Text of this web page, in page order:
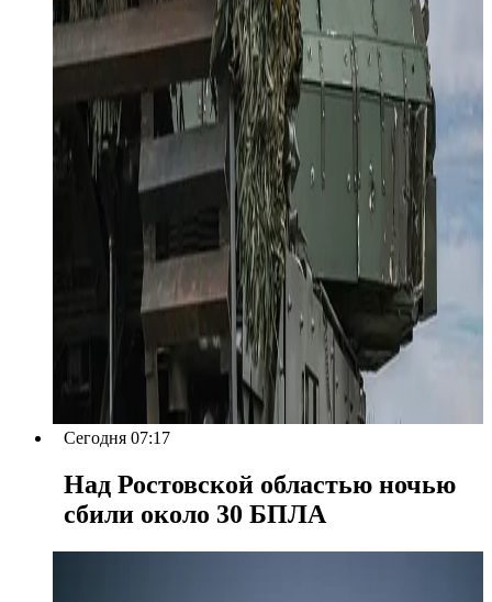
Сегодня 07:17
Над Ростовской областью ночью
сбили около 30 БПЛА